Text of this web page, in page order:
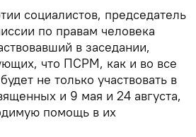
социалистов, председатель
по правам человека
в заседании,
что ПСРМ, как и во все
не только участвовать в
и 9 мая и 24 августа,
помощь в их